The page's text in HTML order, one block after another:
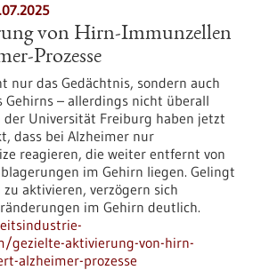
von Hirn-Immunzellen
Prozesse
nur das Gedächtnis, sondern auch
Gehirns – allerdings nicht überall
der Universität Freiburg haben jetzt
dass bei Alzheimer nur
reagieren, die weiter entfernt von
im Gehirn liegen. Gelingt
aktivieren, verzögern sich
im Gehirn deutlich.
gezielte-aktivierung-von-hirn-
alzheimer-prozesse